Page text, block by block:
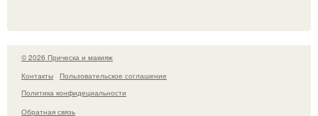
© 2026 Прическа и макияж
Контакты
Пользовательское соглашение
Политика конфидециальности
Обратная связь